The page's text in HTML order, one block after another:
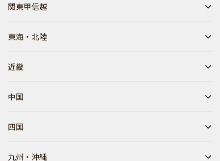
関東甲信越
東海・北陸
近畿
中国
四国
九州・沖縄